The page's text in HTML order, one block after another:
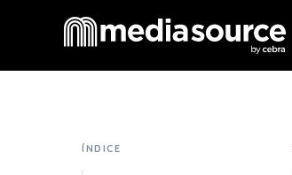
ÍNDICE